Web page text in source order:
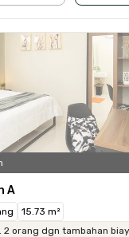
A
15.73 m²
2 orang dgn tambahan